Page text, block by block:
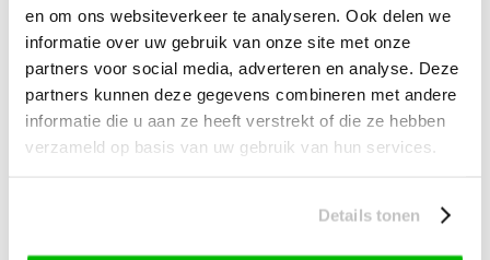
en om ons websiteverkeer te analyseren. Ook delen we
informatie over uw gebruik van onze site met onze
partners voor social media, adverteren en analyse. Deze
partners kunnen deze gegevens combineren met andere
informatie die u aan ze heeft verstrekt of die ze hebben
verzameld op basis van uw gebruik van hun services.
Details tonen
SKI-SNOWBOARD ONDERHOUD
> Alles over ski- en snowboard onderhoud
> Alles over ski-binding controle
€ 44,99